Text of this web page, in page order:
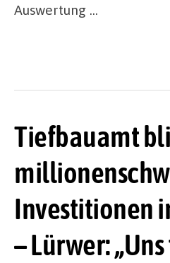
Auswertung …
Tiefbauamt
Investitionen
– Lürwer: